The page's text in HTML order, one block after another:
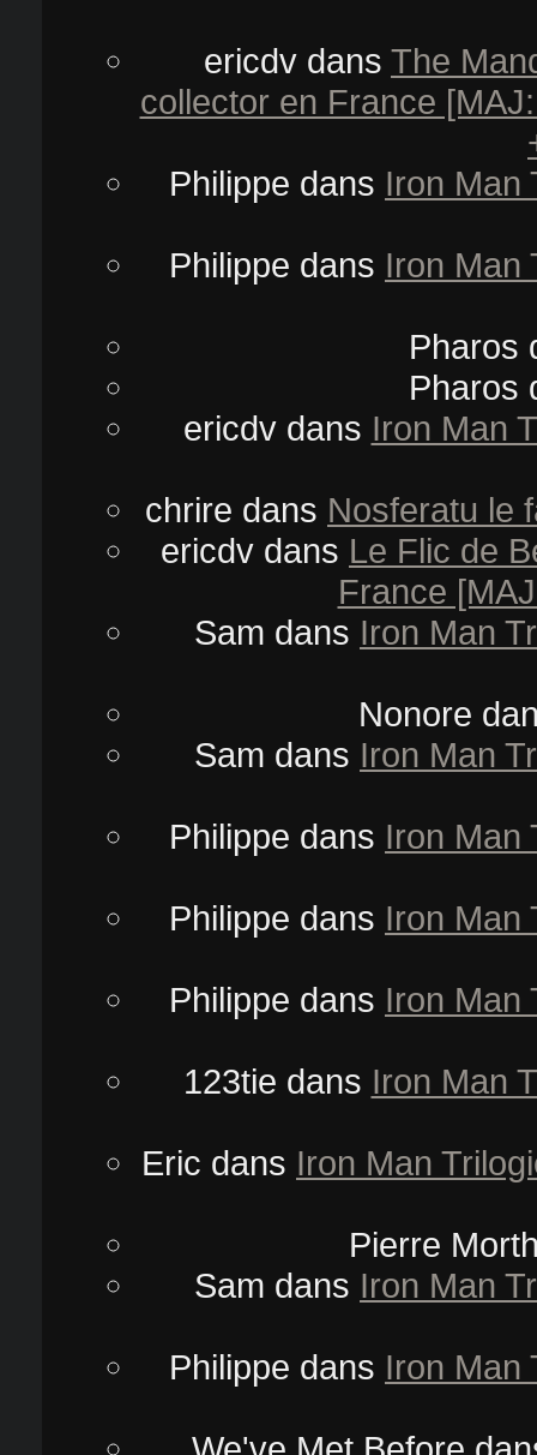
ericdv dans The
collector en France
Philippe dans Iron Man
Philippe dans Iron Man
Pharos
Pharos
ericdvdans Iron Man
chrire dans Nosferatu le
ericdv dans Le Flic de
France
Sam dans Iron Man
Nonore
Sam dans Iron Man
Philippe dans Iron Man
Philippe dans Iron Man
Philippe dans Iron Man
123tie dans Iron Man
Eric dans Iron Man
Pierre
Sam dans Iron Man
Philippe dans Iron Man